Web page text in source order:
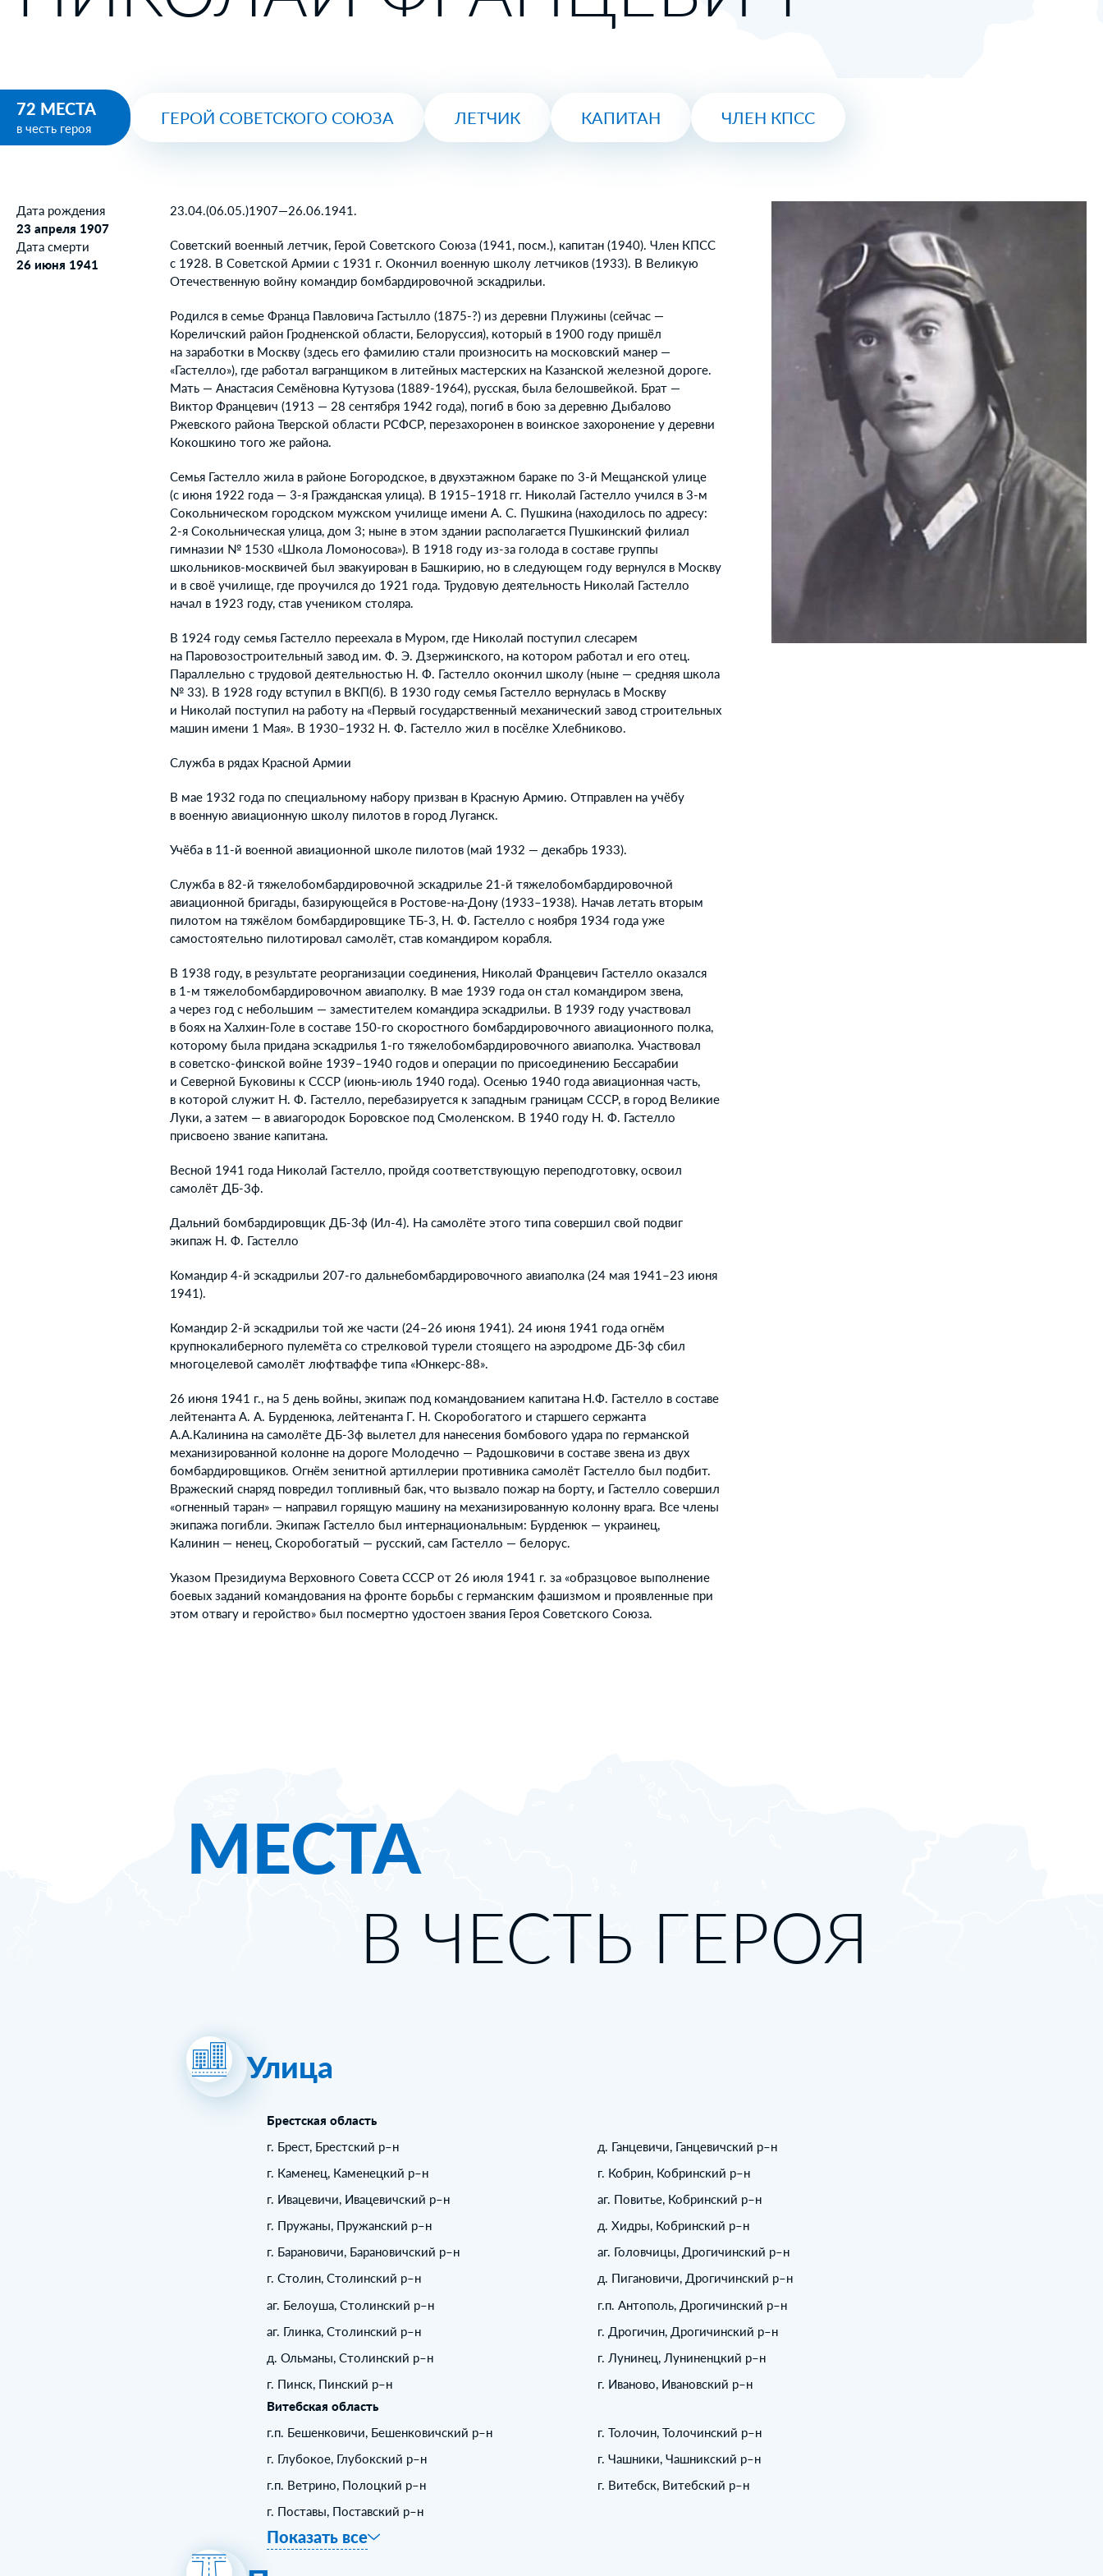
72 МЕСТА
в честь героя
ГЕРОЙ СОВЕТСКОГО СОЮЗА ЛЕТЧИК КАПИТАН ЧЛЕН КПСС
Дата рождения
23 апреля 1907
Дата смерти
26 июня 1941
23.04.(06.05.)1907—26.06.1941.
Советский военный летчик, Герой Советского Союза (1941, посм.), капитан (1940). Член КПСС
с 1928. В Советской Армии с 1931 г. Окончил военную школу летчиков (1933). В Великую
Отечественную войну командир бомбардировочной эскадрильи.
Родился в семье Франца Павловича Гастылло (1875-?) из деревни Плужины (сейчас —
Кореличский район Гродненской области, Белоруссия), который в 1900 году пришёл
на заработки в Москву (здесь его фамилию стали произносить на московский манер —
«Гастелло»), где работал вагранщиком в литейных мастерских на Казанской железной дороге.
Мать — Анастасия Семёновна Кутузова (1889-1964), русская, была белошвейкой. Брат —
Виктор Францевич (1913 — 28 сентября 1942 года), погиб в бою за деревню Дыбалово
Ржевского района Тверской области РСФСР, перезахоронен в воинское захоронение у деревни
Кокошкино того же района.
Семья Гастелло жила в районе Богородское, в двухэтажном бараке по 3-й Мещанской улице
(с июня 1922 года — 3-я Гражданская улица). В 1915–1918 гг. Николай Гастелло учился в 3-м
Сокольническом городском мужском училище имени А. С. Пушкина (находилось по адресу:
2-я Сокольническая улица, дом 3; ныне в этом здании располагается Пушкинский филиал
гимназии № 1530 «Школа Ломоносова»). В 1918 году из-за голода в составе группы
школьников-москвичей был эвакуирован в Башкирию, но в следующем году вернулся в Москву
и в своё училище, где проучился до 1921 года. Трудовую деятельность Николай Гастелло
начал в 1923 году, став учеником столяра.
В 1924 году семья Гастелло переехала в Муром, где Николай поступил слесарем
на Паровозостроительный завод им. Ф. Э. Дзержинского, на котором работал и его отец.
Параллельно с трудовой деятельностью Н. Ф. Гастелло окончил школу (ныне — средняя школа
№ 33). В 1928 году вступил в ВКП(б). В 1930 году семья Гастелло вернулась в Москву
и Николай поступил на работу на «Первый государственный механический завод строительных
машин имени 1 Мая». В 1930–1932 Н. Ф. Гастелло жил в посёлке Хлебниково.
Служба в рядах Красной Армии
В мае 1932 года по специальному набору призван в Красную Армию. Отправлен на учёбу
в военную авиационную школу пилотов в город Луганск.
Учёба в 11-й военной авиационной школе пилотов (май 1932 — декабрь 1933).
Служба в 82-й тяжелобомбардировочной эскадрилье 21-й тяжелобомбардировочной
авиационной бригады, базирующейся в Ростове-на-Дону (1933–1938). Начав летать вторым
пилотом на тяжёлом бомбардировщике ТБ-3, Н. Ф. Гастелло с ноября 1934 года уже
самостоятельно пилотировал самолёт, став командиром корабля.
В 1938 году, в результате реорганизации соединения, Николай Францевич Гастелло оказался
в 1-м тяжелобомбардировочном авиаполку. В мае 1939 года он стал командиром звена,
а через год с небольшим — заместителем командира эскадрильи. В 1939 году участвовал
в боях на Халхин-Голе в составе 150-го скоростного бомбардировочного авиационного полка,
которому была придана эскадрилья 1-го тяжелобомбардировочного авиаполка. Участвовал
в советско-финской войне 1939–1940 годов и операции по присоединению Бессарабии
и Северной Буковины к СССР (июнь-июль 1940 года). Осенью 1940 года авиационная часть,
в которой служит Н. Ф. Гастелло, перебазируется к западным границам СССР, в город Великие
Луки, а затем — в авиагородок Боровское под Смоленском. В 1940 году Н. Ф. Гастелло
присвоено звание капитана.
Весной 1941 года Николай Гастелло, пройдя соответствующую переподготовку, освоил
самолёт ДБ-3ф.
Дальний бомбардировщик ДБ-3ф (Ил-4). На самолёте этого типа совершил свой подвиг
экипаж Н. Ф. Гастелло
Командир 4-й эскадрильи 207-го дальнебомбардировочного авиаполка (24 мая 1941–23 июня
1941).
Командир 2-й эскадрильи той же части (24–26 июня 1941). 24 июня 1941 года огнём
крупнокалиберного пулемёта со стрелковой турели стоящего на аэродроме ДБ-3ф сбил
многоцелевой самолёт люфтваффе типа «Юнкерс-88».
26 июня 1941 г., на 5 день войны, экипаж под командованием капитана Н.Ф. Гастелло в составе
лейтенанта А. А. Бурденюка, лейтенанта Г. Н. Скоробогатого и старшего сержанта
А.А.Калинина на самолёте ДБ-3ф вылетел для нанесения бомбового удара по германской
механизированной колонне на дороге Молодечно — Радошковичи в составе звена из двух
бомбардировщиков. Огнём зенитной артиллерии противника самолёт Гастелло был подбит.
Вражеский снаряд повредил топливный бак, что вызвало пожар на борту, и Гастелло совершил
«огненный таран» — направил горящую машину на механизированную колонну врага. Все члены
экипажа погибли. Экипаж Гастелло был интернациональным: Бурденюк — украинец,
Калинин — ненец, Скоробогатый — русский, сам Гастелло — белорус.
Указом Президиума Верховного Совета СССР от 26 июля 1941 г. за «образцовое выполнение
боевых заданий командования на фронте борьбы с германским фашизмом и проявленные при
этом отвагу и геройство» был посмертно удостоен звания Героя Советского Союза.
МЕСТА
В ЧЕСТЬ ГЕРОЯ
Улица
Брестская область
г. Брест, Брестский р–н
г. Каменец, Каменецкий р–н
г. Ивацевичи, Ивацевичский р–н
г. Пружаны, Пружанский р–н
г. Барановичи, Барановичский р–н
г. Столин, Столинский р–н
аг. Белоуша, Столинский р–н
аг. Глинка, Столинский р–н
д. Ольманы, Столинский р–н
г. Пинск, Пинский р–н
д. Ганцевичи, Ганцевичский р–н
г. Кобрин, Кобринский р–н
аг. Повитье, Кобринский р–н
д. Хидры, Кобринский р–н
аг. Головчицы, Дрогичинский р–н
д. Пигановичи, Дрогичинский р–н
г.п. Антополь, Дрогичинский р–н
г. Дрогичин, Дрогичинский р–н
г. Лунинец, Луниненцкий р–н
г. Иваново, Ивановский р–н
Витебская область
г.п. Бешенковичи, Бешенковичский р–н
г. Глубокое, Глубокский р–н
г.п. Ветрино, Полоцкий р–н
г. Поставы, Поставский р–н
г. Толочин, Толочинский р–н
г. Чашники, Чашникский р–н
г. Витебск, Витебский р–н
Показать все